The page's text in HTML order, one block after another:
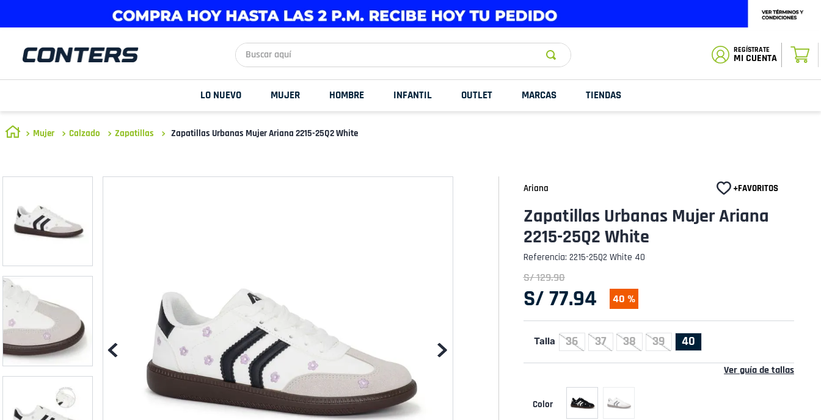
Buscar aquí
MI CUENTA
LO NUEVO MUJER HOMBRE INFANTIL OUTLET MARCAS TIENDAS
Mujer Calzado Zapatillas Zapatillas Urbanas Mujer Ariana 2215-25Q2 White
Ariana
Zapatillas Urbanas Mujer Ariana
2215-25Q2 White
Referencia: 2215-25Q2 White 40
S/129.90
S/ 77.94 40 %
Talla 36 37 38 39 40
Ver guía de tallas